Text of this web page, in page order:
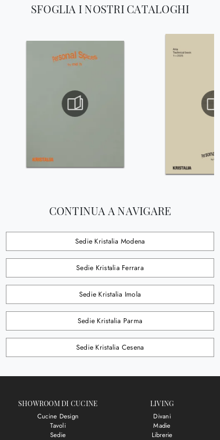
SFOGLIA I NOSTRI CATALOGHI
CONTINUA A NAVIGARE
Sedie Kristalia Modena
Sedie Kristalia Ferrara
Sedie Kristalia Imola
Sedie Kristalia Parma
Sedie Kristalia Cesena
SHOWROOM DI CUCINE
Cucine Design
Tavoli
Sedie
LIVING
Divani
Madie
Librerie